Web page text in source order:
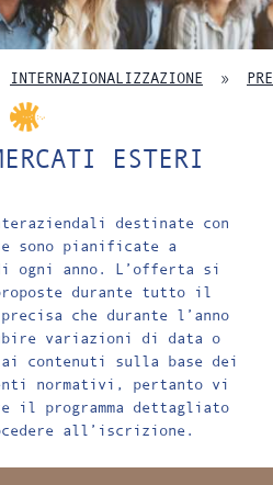
INTERNAZIONALIZZAZIONE »
ESTERI
destinate con
sono pianificate a
ogni anno. L’offerta si
durante tutto il
che durante l’anno
variazioni di data o
ai contenuti sulla base dei
normativi, pertanto vi
il programma dettagliato
all’iscrizione.